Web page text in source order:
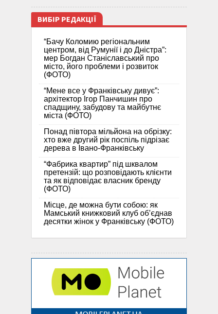
ВИБІР РЕДАКЦІЇ
“Бачу Коломию регіональним
центром, від Румунії і до Дністра”:
мер Богдан Станіславський про
місто, його проблеми і розвиток
(ФОТО)
“Мене все у Франківську дивує”:
архітектор Ігор Панчишин про
спадщину, забудову та майбутнє
міста (ФОТО)
Понад півтора мільйона на обрізку:
хто вже другий рік поспіль підрізає
дерева в Івано-Франківську
“Фабрика квартир” під шквалом
претензій: що розповідають клієнти
та як відповідає власник бренду
(ФОТО)
Місце, де можна бути собою: як
Мамський книжковий клуб об’єднав
десятки жінок у Франківську (ФОТО)